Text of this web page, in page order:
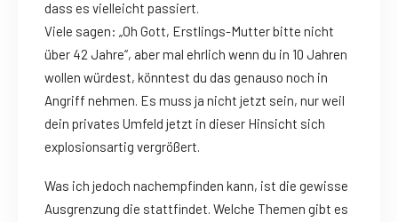
dass es vielleicht passiert.
Viele sagen: „Oh Gott, Erstlings-Mutter bitte nicht
über 42 Jahre“, aber mal ehrlich wenn du in 10 Jahren
wollen würdest, könntest du das genauso noch in
Angriff nehmen. Es muss ja nicht jetzt sein, nur weil
dein privates Umfeld jetzt in dieser Hinsicht sich
explosionsartig vergrößert.
Was ich jedoch nachempfinden kann, ist die gewisse
Ausgrenzung die stattfindet. Welche Themen gibt es